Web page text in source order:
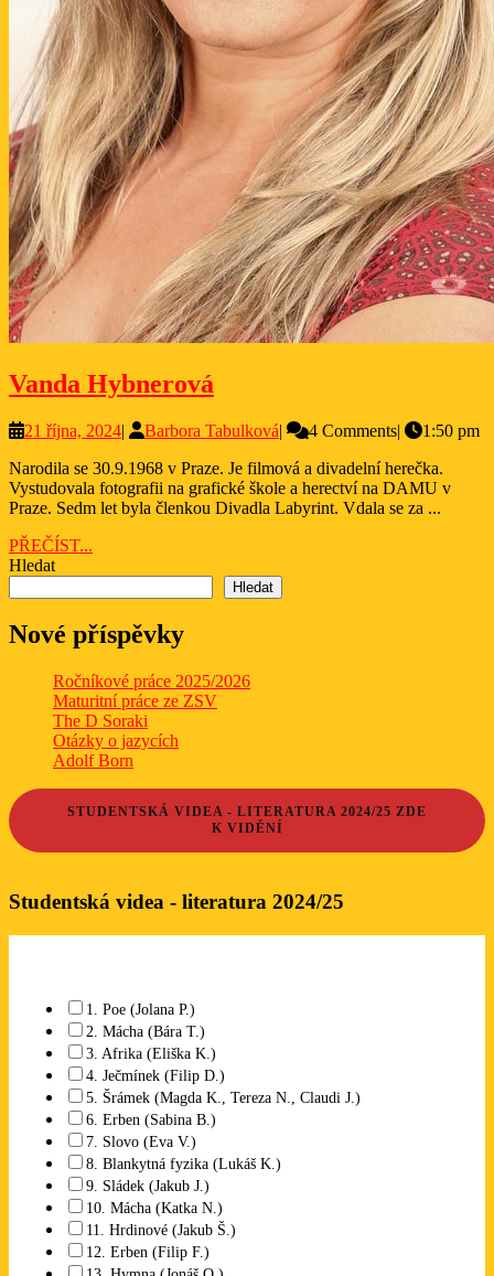
Vanda Hybnerová
21 října, 202421
2024
| Barbora TabulkováBarbora
| 4 Comments|
1:50 pm
Narodila se 30.9.1968 v Praze. Je filmová a divadelní herečka.
Vystudovala fotografii na grafické škole a herectví na DAMU v
Praze. Sedm let byla členkou Divadla Labyrint. Vdala se za ...
PŘEČÍST...
Hledat
Hledat
Nové příspěvky
Ročníkové práce 2025/2026
Maturitní práce ze ZSV
The D Soraki
Otázky o jazycích
Adolf Born
STUDENTSKÁ VIDEA - LITERATURA 2024/25 ZDE
K VIDĚNÍ
Studentská videa - literatura 2024/25
1. Poe (Jolana P.)
2. Mácha (Bára T.)
3. Afrika (Eliška K.)
4. Ječmínek (Filip D.)
5. Šrámek (Magda K., Tereza N., Claudi J.)
6. Erben (Sabina B.)
7. Slovo (Eva V.)
8. Blankytná fyzika (Lukáš K.)
9. Sládek (Jakub J.)
10. Mácha (Katka N.)
11. Hrdinové (Jakub Š.)
12. Erben (Filip F.)